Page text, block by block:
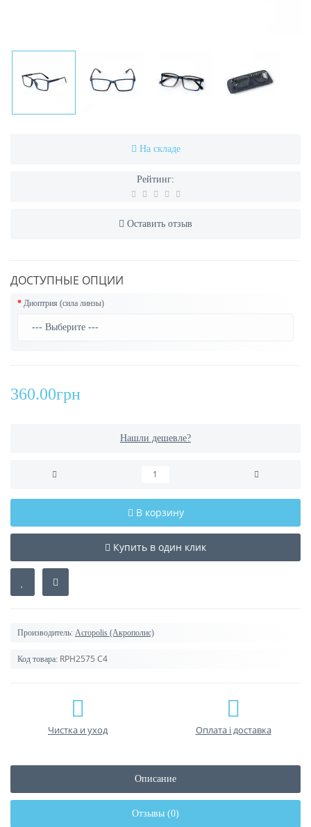
На складе
Рейтинг:
Оставить отзыв
ДОСТУПНЫЕ ОПЦИИ
Диоптрия (сила линзы)
360.00грн
Нашли дешевле?
В корзину
Купить в один клик
Производитель: Acropolis (Акрополис)
Код товара: RPH2575 C4
Чистка и уход Оплата і доставка
Описание
Отзывы (0)